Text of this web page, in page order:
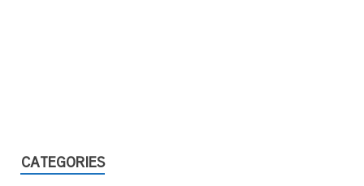
CATEGORIES